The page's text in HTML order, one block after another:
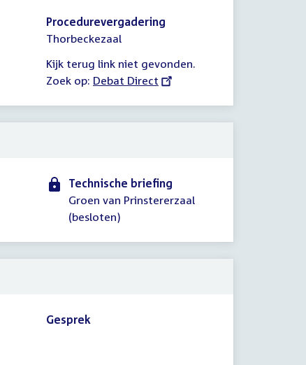
Procedurevergadering
Thorbeckezaal
Kijk terug link niet gevonden.
Zoek op: External
Debat Direct
Technische briefing
Groen van Prinstererzaal
(besloten)
Gesprek